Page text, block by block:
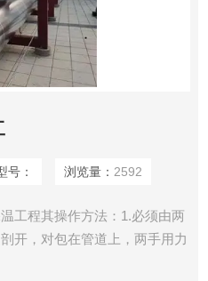
号： 浏览量： 2592
工程其操作方法：1.必须由两
开，对包在管道上，两手用力